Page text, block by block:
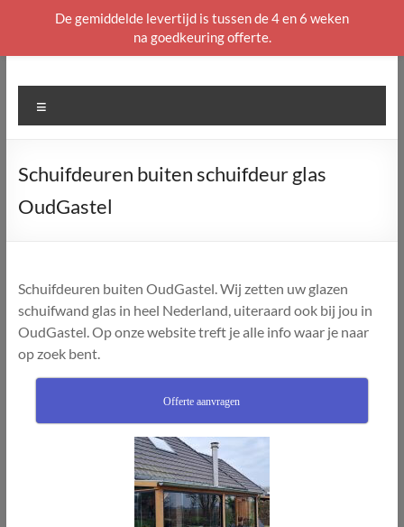
naar
Schuifdeuren buiten schuifdeur glas
OudGastel
Schuifdeuren buiten OudGastel. Wij zetten uw glazen
schuifwand glas in heel Nederland, uiteraard ook bij jou in
OudGastel. Op onze website treft je alle info waar je naar
op zoek bent.
Offerte aanvragen
De gemiddelde levertijd is tussen de 4 en 6 weken
na goedkeuring offerte.